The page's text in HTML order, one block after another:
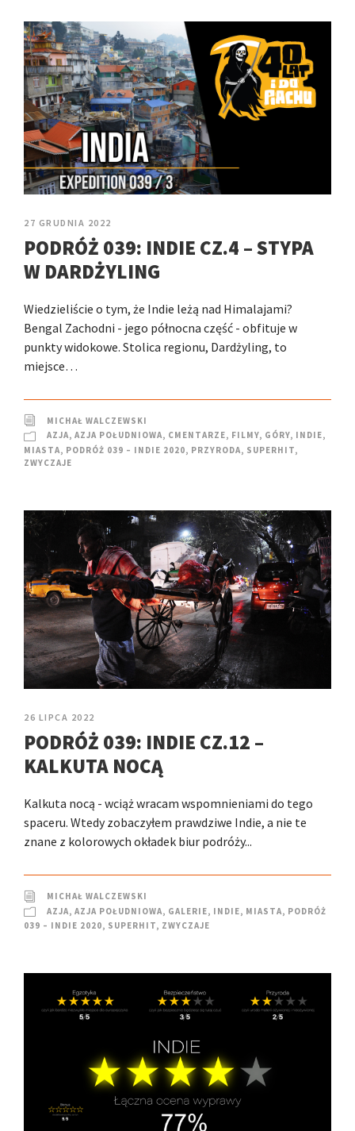
27 GRUDNIA 2022
PODRÓŻ 039: INDIE CZ.4 – STYPA
W DARDŻYLING
Wiedzieliście o tym, że Indie leżą nad Himalajami?
Bengal Zachodni - jego północna część - obfituje w
punkty widokowe. Stolica regionu, Dardżyling, to
miejsce…
MICHAŁ WALCZEWSKI
AZJA, AZJA POŁUDNIOWA, CMENTARZE, FILMY, GÓRY, INDIE,
MIASTA, PODRÓŻ 039 – INDIE 2020, PRZYRODA, SUPERHIT,
ZWYCZAJE
26 LIPCA 2022
PODRÓŻ 039: INDIE CZ.12 –
KALKUTA NOCĄ
Kalkuta nocą - wciąż wracam wspomnieniami do tego
spaceru. Wtedy zobaczyłem prawdziwe Indie, a nie te
znane z kolorowych okładek biur podróży...
MICHAŁ WALCZEWSKI
AZJA, AZJA POŁUDNIOWA, GALERIE, INDIE, MIASTA, PODRÓŻ
039 – INDIE 2020, SUPERHIT, ZWYCZAJE